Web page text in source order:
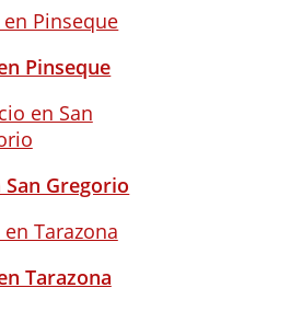
Pinseque
San Gregorio
Tarazona